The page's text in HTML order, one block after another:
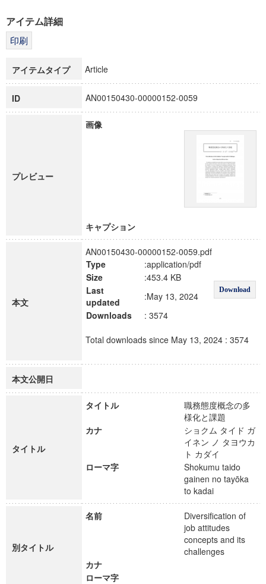
科学研究費補助金研究成果報告書
博士課程教育リーディングプログラム「超成熟社会発展のサ
アイテム詳細
アイテムタイプ Article
ID AN00150430-00000152-0059
プレビュー
画像
キャプション
本文
AN00150430-00000152-0059.pdf
Type
:application/pdf
Download
Size
:453.4 KB
Last
updated
:May 13, 2024
Downloads
: 3574
Total downloads since May 13, 2024 : 3574
本文公開日
タイトル
タイトル
職務態度概念の多
様化と課題
カナ
ショクム タイド ガ
イネン ノ タヨウカ
ト カダイ
ローマ字
Shokumu taido
gainen no tayōka
to kadai
別タイトル
名前
Diversification of
job attitudes
concepts and its
challenges
カナ
ローマ字